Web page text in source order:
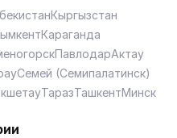
Кыргызстан
Караганда
ПавлодарАктау
Семей (Семипалатинск)
ТаразТашкентМинск